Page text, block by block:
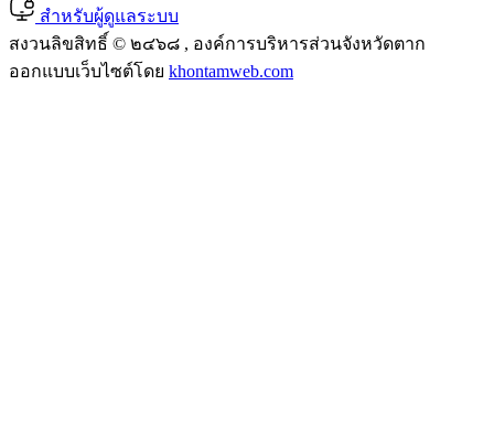
สำหรับผู้ดูแลระบบ
สงวนลิขสิทธิ์ © ๒๔๖๘ , องค์การบริหารส่วนจังหวัดตาก
ออกแบบเว็บไซต์โดย khontamweb.com